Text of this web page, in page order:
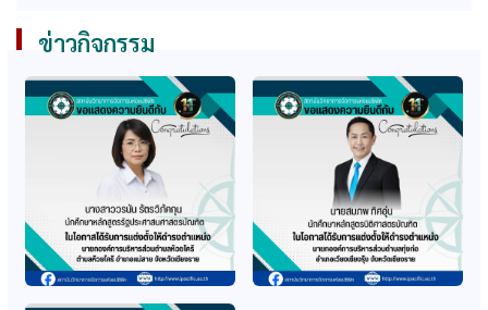
วิศวกรรม
ก.พ. รับรองคุณวุฒิ
หลักสูตรนิติศาสตร
บัณฑิต
ก.พ. รับรองคุณวุฒิ
หลักสูตรรัฐศาสตรมหา
บัณฑิต
ก.พ. รับรองคุณวุฒิ
หลักสูตรศึกษาศาสตร
มหาบัณฑิต สาขาบริหาร
การศึกษา
ก.พ. รับรองหลักสูตร
เทคโนโลยีบัณทิต สาขา
ธุรกิจวิศวกรรม
(ปรับปรุง 64-65)
ก.พ. รับรองหลักสูตร
รัฐประศาสนศาสตร์
ก.พ. รับรองปริญญา
หลักสูตรรัฐศาสตรมหา
ข่าวกิจกรรม